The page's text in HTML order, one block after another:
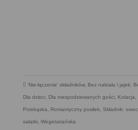
'Nie-łączenie' składników, Bez nabiału i jajek,
Dla dzieci, Dla niespodziewanych gości, Kolacja,
Przekąska, Romantyczny posiłek, Składnik:
sałatki, Wegetariańska